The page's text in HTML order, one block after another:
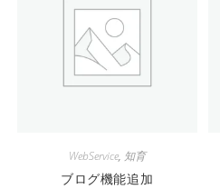
WebService, 知育
ブログ機能追加